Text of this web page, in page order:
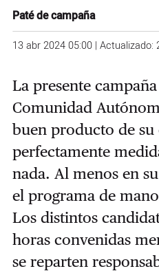
Paté de campaña
13 abr 2024 05:00 | Actualizado:
La presente
Comunidad
buen producto de su
perfectamente
nada. Al menos en
el programa de
Los distintos
horas convenidas
se reparten